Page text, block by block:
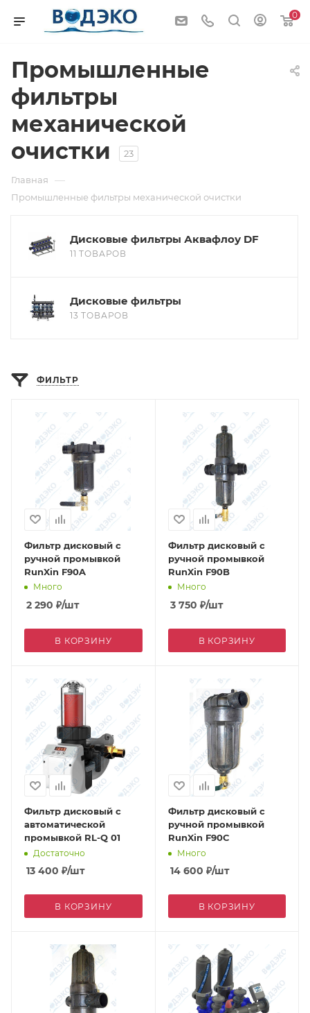
0
Промышленные
фильтры
механической
очистки
23
Главная —
Промышленные фильтры механической очистки
Дисковые фильтры Аквафлоу DF
11 ТОВАРОВ
Дисковые фильтры
13 ТОВАРОВ
ФИЛЬТР
Фильтр дисковый с
ручной промывкой
RunXin F90A
Много
2 290 ₽/шт
В КОРЗИНУ
Фильтр дисковый с
ручной промывкой
RunXin F90B
Много
3 750 ₽/шт
В КОРЗИНУ
Фильтр дисковый с
автоматической
промывкой RL-Q 01
Достаточно
13 400 ₽/шт
В КОРЗИНУ
Фильтр дисковый с
ручной промывкой
RunXin F90C
Много
14 600 ₽/шт
В КОРЗИНУ